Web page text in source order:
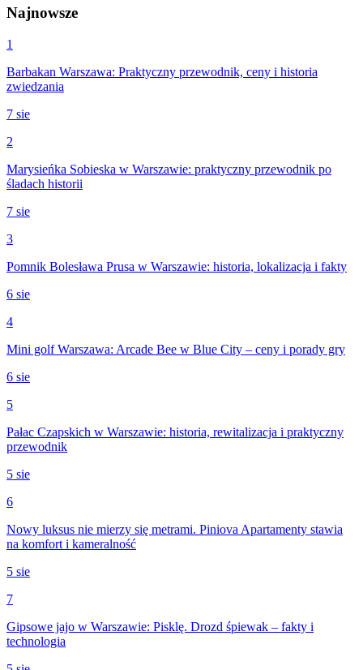
Najnowsze
1
Barbakan Warszawa: Praktyczny przewodnik, ceny i historia
zwiedzania
7 sie
2
Marysieńka Sobieska w Warszawie: praktyczny przewodnik po
śladach historii
7 sie
3
Pomnik Bolesława Prusa w Warszawie: historia, lokalizacja i fakty
6 sie
4
Mini golf Warszawa: Arcade Bee w Blue City – ceny i porady gry
6 sie
5
Pałac Czapskich w Warszawie: historia, rewitalizacja i praktyczny
przewodnik
5 sie
6
Nowy luksus nie mierzy się metrami. Piniova Apartamenty stawia
na komfort i kameralność
5 sie
7
Gipsowe jajo w Warszawie: Pisklę. Drozd śpiewak – fakty i
technologia